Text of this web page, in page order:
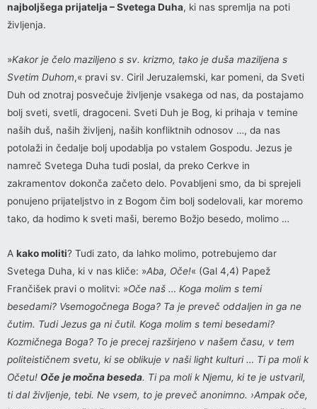
najboljšega prijatelja – Svetega Duha, ki nas spremlja na poti
življenja.
»Kakor je čelo maziljeno s sv. krizmo, tako je duša maziljena s
Svetim Duhom,« pravi sv. Ciril Jeruzalemski, kar pomeni, da Sveti
Duh od znotraj posvečuje življenje vsakega od nas, da postajamo
bolj sveti, svetli, dragoceni. Sveti Duh je Bog, ki prihaja v temine
naših duš, naših življenj, naših konfliktnih odnosov …, da nas
potolaži in čedalje bolj upodablja po vstalem Gospodu. Jezus je
namreč Svetega Duha tudi poslal, da preko Cerkve in
zakramentov dokonča začeto delo. Povabljeni smo, da bi sprejeli
ponujeno prijateljstvo in z Bogom čim bolj sodelovali, kar moremo
tako, da hodimo k sveti maši, beremo Božjo besedo, molimo …
A kako moliti? Tudi zato, da lahko molimo, potrebujemo dar
Svetega Duha, ki v nas kliče: »Aba, Oče!« (Gal 4,4) Papež
Frančišek pravi o molitvi: »Oče naš … Koga molim s temi
besedami? Vsemogočnega Boga? Ta je preveč oddaljen in ga ne
čutim. Tudi Jezus ga ni čutil. Koga molim s temi besedami?
Kozmičnega Boga? To je precej razširjeno v našem času, v tem
politeističnem svetu, ki se oblikuje v naši light kulturi … Ti pa moli k
Očetu! Oče je močna beseda. Ti pa moli k Njemu, ki te je ustvaril,
ti dal življenje, tebi. Ne vsem, to je preveč anonimno. ›Ampak oče,